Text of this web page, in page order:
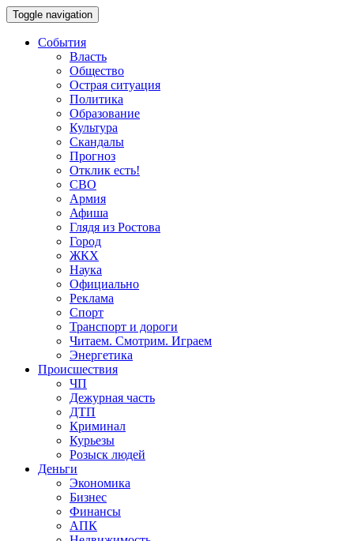
Toggle navigation
События
Власть
Общество
Острая ситуация
Политика
Образование
Культура
Скандалы
Прогноз
Отклик есть!
СВО
Армия
Афиша
Глядя из Ростова
Город
ЖКХ
Наука
Официально
Реклама
Спорт
Транспорт и дороги
Читаем. Смотрим. Играем
Энергетика
Происшествия
ЧП
Дежурная часть
ДТП
Криминал
Курьезы
Розыск людей
Деньги
Экономика
Бизнес
Финансы
АПК